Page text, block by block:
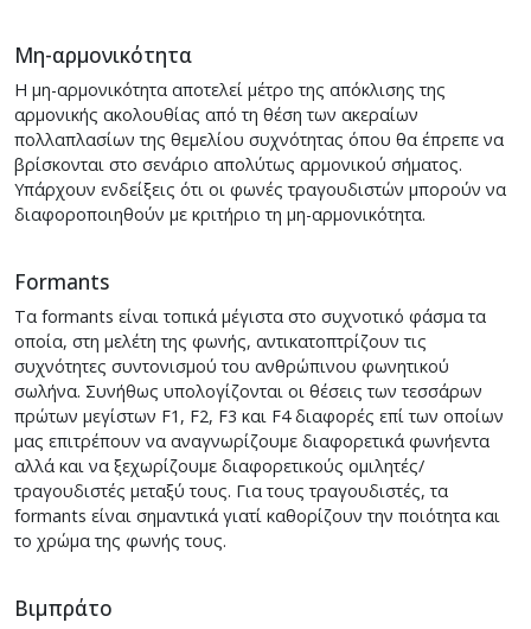
Μη-αρμονικότητα
Η μη-αρμονικότητα αποτελεί μέτρο της απόκλισης της
αρμονικής ακολουθίας από τη θέση των ακεραίων
πολλαπλασίων της θεμελίου συχνότητας όπου θα έπρεπε να
βρίσκονται στο σενάριο απολύτως αρμονικού σήματος.
Υπάρχουν ενδείξεις ότι οι φωνές τραγουδιστών μπορούν να
διαφοροποιηθούν με κριτήριο τη μη-αρμονικότητα.
Formants
Τα formants είναι τοπικά μέγιστα στο συχνοτικό φάσμα τα
οποία, στη μελέτη της φωνής, αντικατοπτρίζουν τις
συχνότητες συντονισμού του ανθρώπινου φωνητικού
σωλήνα. Συνήθως υπολογίζονται οι θέσεις των τεσσάρων
πρώτων μεγίστων F1, F2, F3 και F4 διαφορές επί των οποίων
μας επιτρέπουν να αναγνωρίζουμε διαφορετικά φωνήεντα
αλλά και να ξεχωρίζουμε διαφορετικούς ομιλητές/
τραγουδιστές μεταξύ τους. Για τους τραγουδιστές, τα
formants είναι σημαντικά γιατί καθορίζουν την ποιότητα και
το χρώμα της φωνής τους.
Βιμπράτο